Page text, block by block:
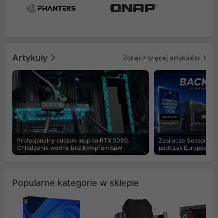
Artykuły Zobacz więcej artykułów
Profesjonalny custom loop na RTX 5090.
Chłodzenie wodne bez kompromisów
Zasilacze Seasonic
podczas European
Popularne kategorie w sklepie